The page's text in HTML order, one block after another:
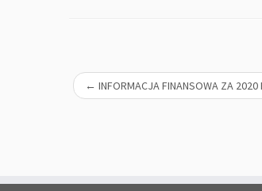
← INFORMACJA FINANSOWA ZA 2020